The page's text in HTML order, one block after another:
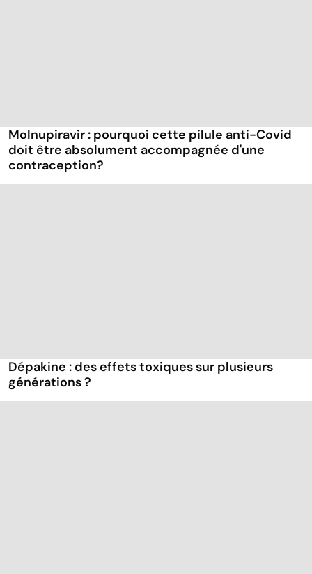
Molnupiravir : pourquoi cette pilule anti-Covid
doit être absolument accompagnée d'une
contraception?
Dépakine : des effets toxiques sur plusieurs
générations ?